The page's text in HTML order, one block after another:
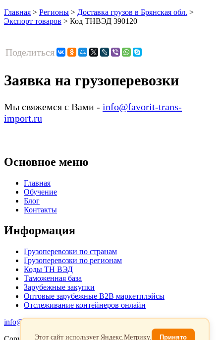
Главная > Регионы > Доставка грузов в Брянская обл. >
Экспорт товаров > Код ТНВЭД 390120
Поделиться
Заявка на грузоперевозки
Мы свяжемся с Вами - info@favorit-trans-
import.ru
Основное меню
Главная
Обучение
Блог
Контакты
Информация
Грузоперевозки по странам
Грузоперевозки по регионам
Коды ТН ВЭД
Таможенная база
Зарубежные закупки
Оптовые зарубежные B2B маркетплэйсы
Отслеживание контейнеров онлайн
info@favorit-trans-import.ru
Этот сайт использует Яндекс.Метрику. Принято